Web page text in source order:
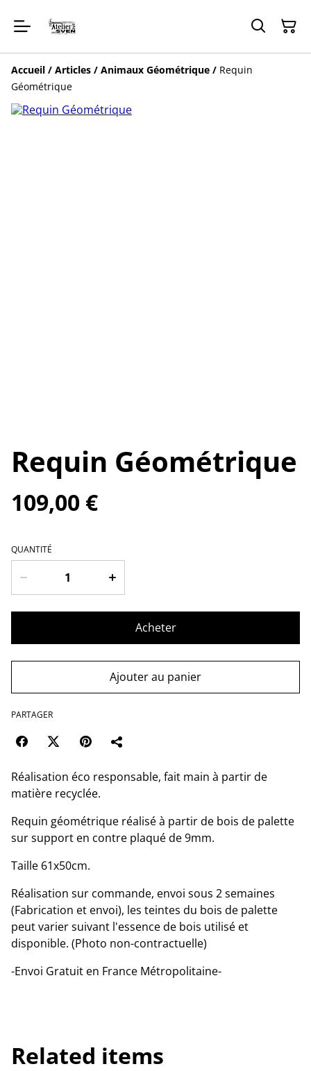
Accueil / Articles / Animaux Géométrique / Requin
Géométrique
Requin Géométrique
109,00 €
QUANTITÉ
Acheter
Ajouter au panier
PARTAGER
Réalisation éco responsable, fait main à partir de
matière recyclée.
Requin géométrique réalisé à partir de bois de palette
sur support en contre plaqué de 9mm.
Taille 61x50cm.
Réalisation sur commande, envoi sous 2 semaines
(Fabrication et envoi), les teintes du bois de palette
peut varier suivant l'essence de bois utilisé et
disponible. (Photo non-contractuelle)
-Envoi Gratuit en France Métropolitaine-
Related items